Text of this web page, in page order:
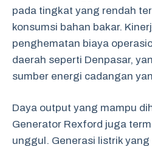
pada tingkat yang rendah
konsumsi bahan bakar.
penghematan biaya
daerah seperti Denpasar,
sumber energi cadangan
Daya output yang mampu
Generator Rexford juga
unggul. Generasi listrik